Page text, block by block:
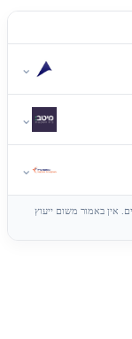
⌄
⌄
⌄
אין באמור משום ייעוץ